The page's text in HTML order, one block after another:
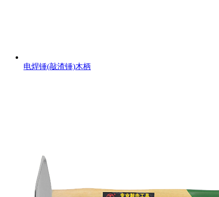
电焊锤(敲渣锤)木柄